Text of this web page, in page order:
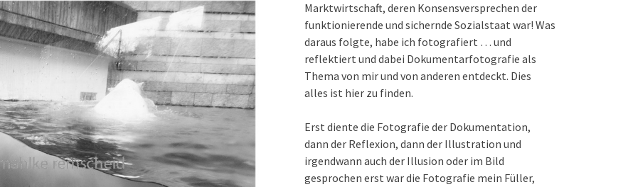
Marktwirtschaft, deren Konsensversprechen der
funktionierende und sichernde Sozialstaat war! Was
daraus folgte, habe ich fotografiert … und
reflektiert und dabei Dokumentarfotografie als
Thema von mir und von anderen entdeckt. Dies
alles ist hier zu finden.
Erst diente die Fotografie der Dokumentation,
dann der Reflexion, dann der Illustration und
irgendwann auch der Illusion oder im Bild
gesprochen erst war die Fotografie mein Füller,